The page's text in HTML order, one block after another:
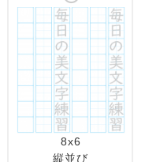
8x6
縦並び